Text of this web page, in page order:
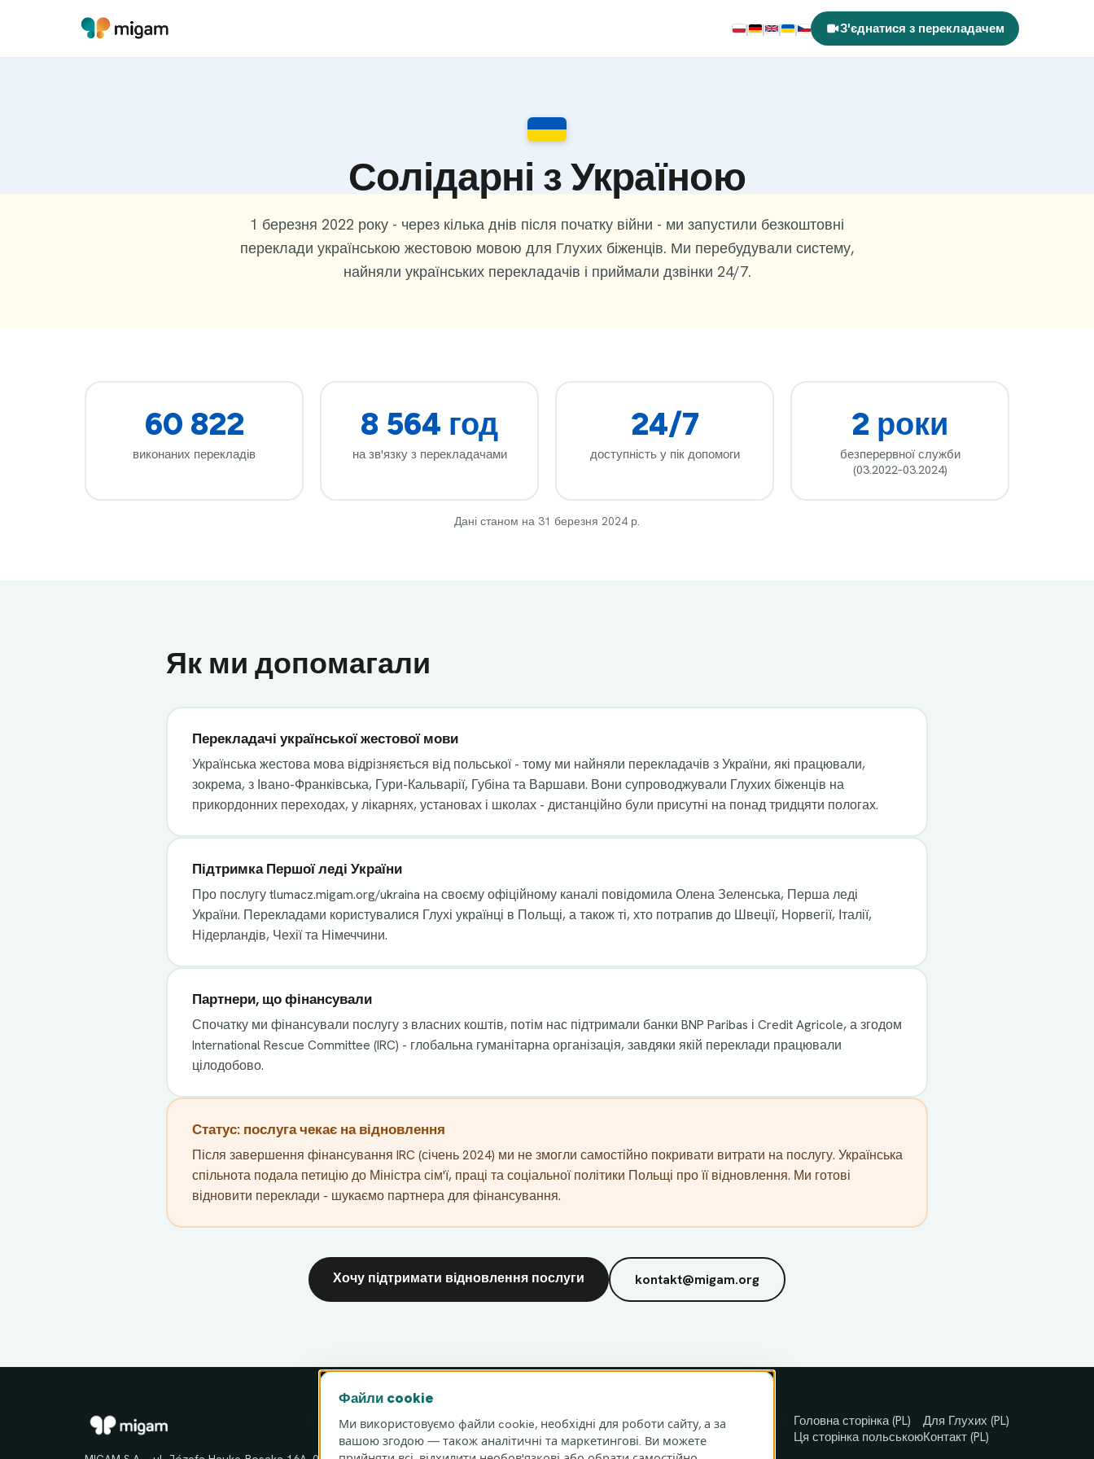
PL|DE|EN|UK|CS З'єднатися з перекладачем
Солідарні з Україною
1 березня 2022 року - через кілька днів після початку війни - ми запустили безкоштовні
переклади українською жестовою мовою для Глухих біженців. Ми перебудували систему,
найняли українських перекладачів і приймали дзвінки 24/7.
60 822
виконаних перекладів
8 564 год
на зв'язку з перекладачами
24/7
доступність у пік допомоги
2 роки
безперервної служби
(03.2022–03.2024)
Дані станом на 31 березня 2024 р.
Як ми допомагали
Перекладачі української жестової мови
Українська жестова мова відрізняється від польської - тому ми найняли перекладачів з України, які працювали,
зокрема, з Івано-Франківська, Гури-Кальварії, Губіна та Варшави. Вони супроводжували Глухих біженців на
прикордонних переходах, у лікарнях, установах і школах - дистанційно були присутні на понад тридцяти пологах.
Підтримка Першої леді України
Про послугу tlumacz.migam.org/ukraina на своєму офіційному каналі повідомила Олена Зеленська, Перша леді
України. Перекладами користувалися Глухі українці в Польщі, а також ті, хто потрапив до Швеції, Норвегії, Італії,
Нідерландів, Чехії та Німеччини.
Партнери, що фінансували
Спочатку ми фінансували послугу з власних коштів, потім нас підтримали банки BNP Paribas і Credit Agricole, а згодом
International Rescue Committee (IRC) - глобальна гуманітарна організація, завдяки якій переклади працювали
цілодобово.
Статус: послуга чекає на відновлення
Після завершення фінансування IRC (січень 2024) ми не змогли самостійно покривати витрати на послугу. Українська
спільнота подала петицію до Міністра сім'ї, праці та соціальної політики Польщі про її відновлення. Ми готові
відновити переклади - шукаємо партнера для фінансування.
Хочу підтримати відновлення послуги kontakt@migam.org
Головна сторінка (PL)
Ця сторінка польською
Для Глухих (PL)
Контакт (PL)
Файли cookie
Ми використовуємо файли cookie, необхідні для роботи сайту, а за
вашою згодою — також аналітичні та маркетингові. Ви можете